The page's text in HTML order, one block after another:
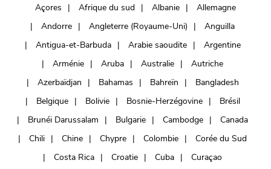
Açores Afrique du sud Albanie
Allemagne
Andorre
Angleterre (Royaume-Uni)
Anguilla
Antigua-et-Barbuda
Arabie saoudite
Argentine
Arménie
Aruba Australie
Autriche
Azerbaïdjan
Bahamas Bahreïn
Bangladesh
Belgique
Bolivie Bosnie-Herzégovine
Brésil
Brunéi Darussalam
Bulgarie Cambodge
Canada
Chili
Chine Chypre Colombie
Corée du Sud
Costa Rica
Croatie Cuba
Curaçao